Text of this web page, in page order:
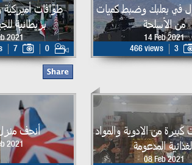
في بعلبك وضبط كميات
من الأسلحة
14 Feb 2021
466 views
3
طوّافات
بريطانية
2021
7 0
من الادوية والمواد
المدعومة
08 Feb 2021
أنحف
2021